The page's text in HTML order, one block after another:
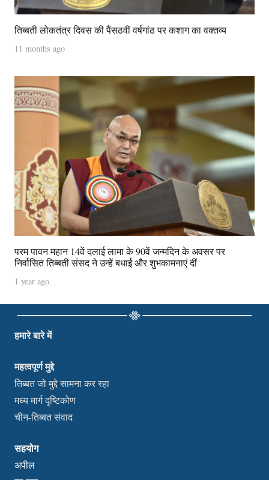
तिब्बती लोकतंत्र दिवस की पैंसठवीं वर्षगांठ पर कशाग का वक्तव्य
11 months ago
परम पावन महान 14वें दलाई लामा के 90वें जन्मदिन के अवसर पर
निर्वासित तिब्बती संसद ने उन्हें बधाई और शुभकामनाएं दीं
1 year ago
हमारे बारे में
महत्वपूर्ण मुद्दे
तिब्बत जो मुद्दे सामना कर रहा
मध्य मार्ग दृष्टिकोण
चीन-तिब्बत संवाद
सहयोग
अपील